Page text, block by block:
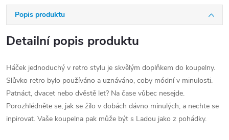
Popis produktu
Detailní popis produktu
Háček jednoduchý v retro stylu je skvělým doplňkem do koupelny.
Slůvko retro bylo používáno a uznáváno, coby módní v minulosti.
Patnáct, dvacet nebo dvěstě let? Na čase vůbec nesejde.
Porozhlédněte se, jak se žilo v dobách dávno minulých, a nechte se
inpirovat. Vaše koupelna pak může být s Ladou jako z pohádky.